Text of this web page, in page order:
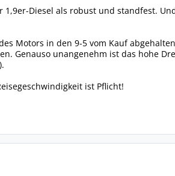
Diesel als robust und standfest.
Motors in den 9-5 vom Kauf
Genauso unangenehm ist das hohe
ist Pflicht!